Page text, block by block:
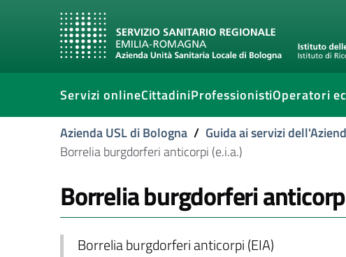
Servizi onlineCittadiniProfessionistiOperatori
Azienda USL di Bologna / Guida ai servizi
Borrelia burgdorferi anticorpi (e.i.a.)
Borrelia burgdorferi
Borrelia burgdorferi anticorpi (EIA)